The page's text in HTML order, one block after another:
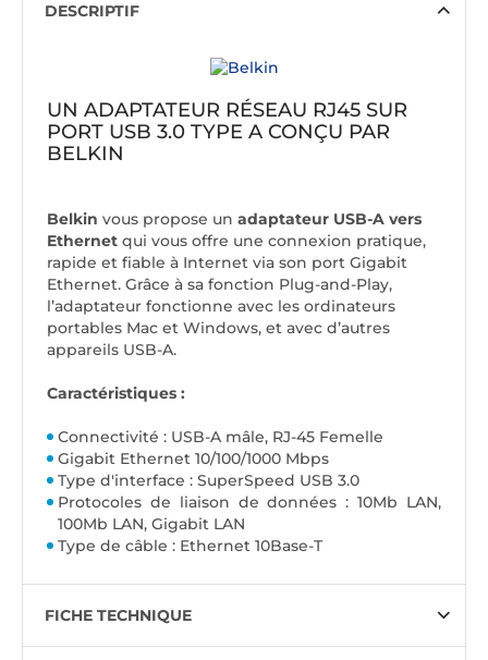
DESCRIPTIF
UN ADAPTATEUR RÉSEAU RJ45 SUR
PORT USB 3.0 TYPE A CONÇU PAR
BELKIN
Belkin vous propose un adaptateur USB-A vers
Ethernet qui vous offre une connexion pratique,
rapide et fiable à Internet via son port Gigabit
Ethernet. Grâce à sa fonction Plug-and-Play,
l’adaptateur fonctionne avec les ordinateurs
portables Mac et Windows, et avec d’autres
appareils USB-A.
Caractéristiques :
Connectivité : USB-A mâle, RJ-45 Femelle
Gigabit Ethernet 10/100/1000 Mbps
Type d'interface : SuperSpeed USB 3.0
Protocoles de liaison de données : 10Mb LAN,
100Mb LAN, Gigabit LAN
Type de câble : Ethernet 10Base-T
FICHE TECHNIQUE